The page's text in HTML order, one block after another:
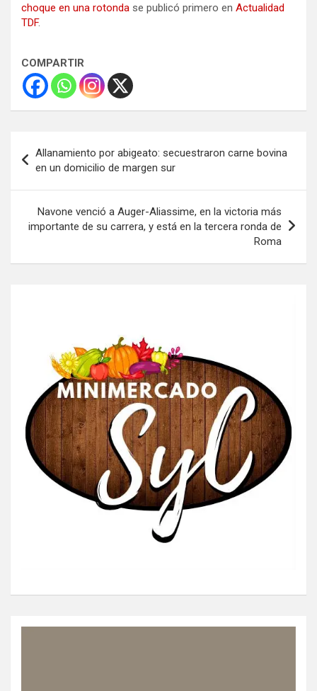
choque en una rotonda se publicó primero en Actualidad
TDF.
COMPARTIR
de
entradas
Allanamiento por abigeato: secuestraron carne bovina
en un domicilio de margen sur
Navone venció a Auger-Aliassime, en la victoria más
importante de su carrera, y está en la tercera ronda de
Roma